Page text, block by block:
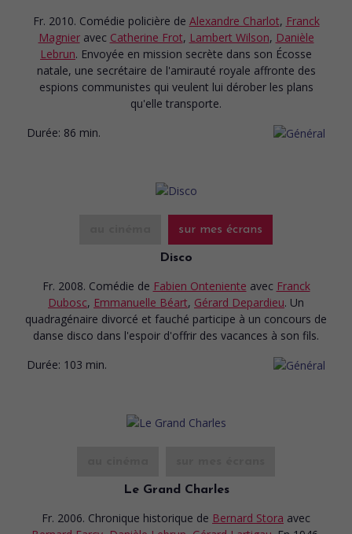
Fr. 2010. Comédie policière de Alexandre Charlot, Franck
Magnier avec Catherine Frot, Lambert Wilson, Danièle
Lebrun. Envoyée en mission secrète dans son Écosse
natale, une secrétaire de l'amirauté royale affronte des
espions communistes qui veulent lui dérober les plans
qu'elle transporte.
Durée: 86 min.
sur mes écrans
Disco
Fr. 2008. Comédie de Fabien Onteniente avec Franck
Dubosc, Emmanuelle Béart, Gérard Depardieu. Un
quadragénaire divorcé et fauché participe à un concours de
danse disco dans l'espoir d'offrir des vacances à son fils.
Durée: 103 min.
Le Grand Charles
Fr. 2006. Chronique historique de Bernard Stora avec